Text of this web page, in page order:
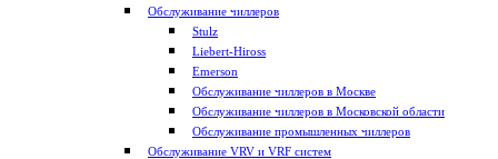
Обслуживание чиллеров
Stulz
Liebert-Hiross
Emerson
Обслуживание чиллеров в Москве
Обслуживание чиллеров в Московской области
Обслуживание промышленных чиллеров
Обслуживание VRV и VRF систем